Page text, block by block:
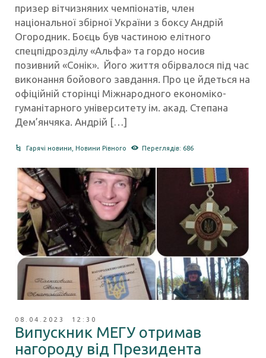
призер вітчизняних чемпіонатів, член
національної збірної України з боксу Андрій
Огородник. Боєць був частиною елітного
спецпідрозділу «Альфа» та гордо носив
позивний «Сонік». Його життя обірвалося під час
виконання бойового завдання. Про це йдеться на
офіційній сторінці Міжнародного економіко-
гуманітарного університету ім. акад. Степана
Дем’янчяка. Андрій […]
Гарячі новини ,Новини Рівного Переглядів: 686
08.04.2023 12:30
Випускник МЕГУ отримав
нагороду від Президента